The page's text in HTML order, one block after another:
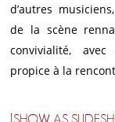
d’autres
de la scène
convivialité,
propice à la
[SHOW AS